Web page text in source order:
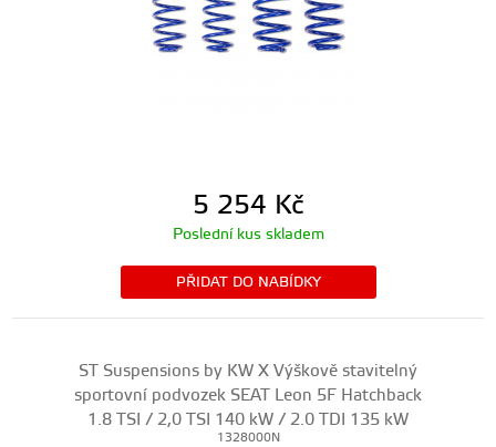
5 254 Kč
Poslední kus skladem
PŘIDAT DO NABÍDKY
ST Suspensions by KW X Výškově stavitelný
sportovní podvozek SEAT Leon 5F Hatchback
1.8 TSI / 2,0 TSI 140 kW / 2.0 TDI 135 kW
1328000N